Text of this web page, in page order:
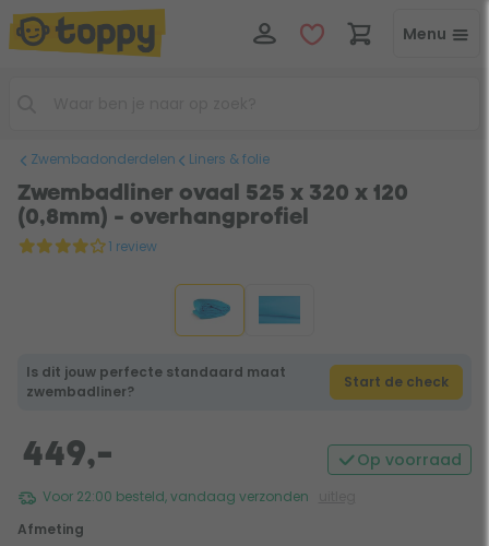
Menu
Zwembadonderdelen Liners & folie
Zwembadliner ovaal 525 x 320 x 120
(0,8mm) - overhangprofiel
1 review
Is dit jouw perfecte standaard maat
zwembadliner?
Start de check
449,- Op voorraad
Voor 22:00 besteld, vandaag verzonden
Afmeting